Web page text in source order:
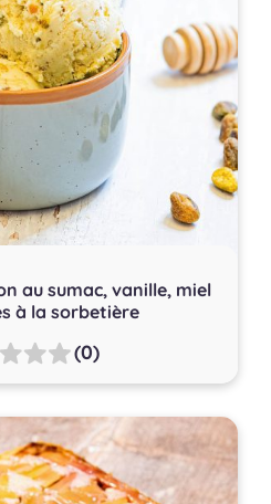
au sumac, vanille, miel
à la sorbetière
(0)